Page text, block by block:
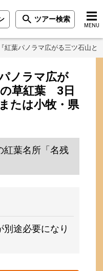
ツアー検索
MENU
紅葉パノラマ広がる三ツ石山
ノラマ広が
草紅葉 3日
たは小牧・県
紅葉名所「名残
別途必要になり